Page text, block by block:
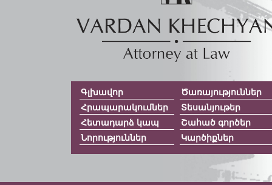
Գլխավոր
Ծառայություններ
Հրապարակումներ
Տեսանյութեր
Հետադարձ կապ
Շահած գործեր
Նորություններ
Կարծիքներ